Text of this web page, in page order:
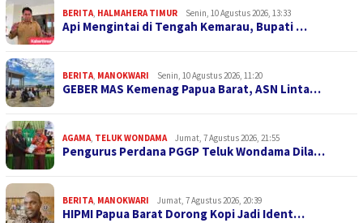
BERITA, HALMAHERA TIMUR Senin, 10 Agustus 2026, 13:33
Api Mengintai di Tengah Kemarau, Bupati …
BERITA, MANOKWARI Senin, 10 Agustus 2026, 11:20
GEBER MAS Kemenag Papua Barat, ASN Linta…
AGAMA, TELUK WONDAMA Jumat, 7 Agustus 2026, 21:55
Pengurus Perdana PGGP Teluk Wondama Dila…
BERITA, MANOKWARI Jumat, 7 Agustus 2026, 20:39
HIPMI Papua Barat Dorong Kopi Jadi Ident…